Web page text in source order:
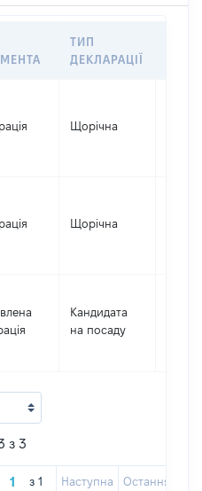
ТИП
ДЕКЛАРАЦІЇ
Щорічна
Щорічна
Кандидата
на посаду
з 3
з 1 Наступна Остання